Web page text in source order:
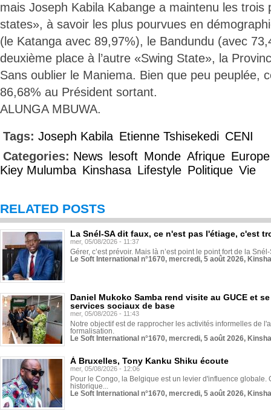
mais Joseph Kabila Kabange a maintenu les trois
states», à savoir les plus pourvues en
(le Katanga avec 89,97%), le Bandundu (avec
deuxième place à l’autre «Swing State», la
Sans oublier le Maniema. Bien que peu peuplée,
86,68% au Président sortant.
ALUNGA MBUWA.
Tags: Joseph Kabila Etienne Tshisekedi CENI
Categories: News lesoft Monde Afrique Europe
Kiey Mulumba Kinshasa Lifestyle Politique Vie
RELATED POSTS
La Snél-SA dit faux, ce n'est pas l'étiage, c'est
mer, 05/08/2026 - 11:37
Gérer, c’est prévoir. Mais là n’est point le point fort de la
Le Soft International n°1670, mercredi, 5 août 2026,
Daniel Mukoko Samba rend visite au GUCE et
services sociaux de base
mer, 05/08/2026 - 11:43
Notre objectif est de rapprocher les activités informelles de
formalisation.
Le Soft International n°1670, mercredi, 5 août 2026,
À Bruxelles, Tony Kanku Shiku écoute
mer, 05/08/2026 - 12:06
Pour le Congo, la Belgique est un levier d'influence globale.
historique...
Le Soft International n°1670, mercredi, 5 août 2026,